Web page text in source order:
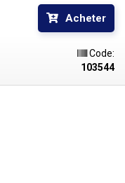
formée, grâce à la
d'erreurs dues à une
sertir fournit une force de
ce qui réduit la fatigue
sont de forme
les pinces conviennent à
Acheter
Code:
103544